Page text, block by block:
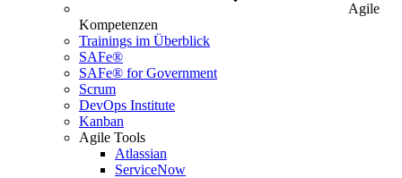
Agile
Kompetenzen
Trainings im Überblick
SAFe®
SAFe® for Government
Scrum
DevOps Institute
Kanban
Agile Tools
Atlassian
ServiceNow